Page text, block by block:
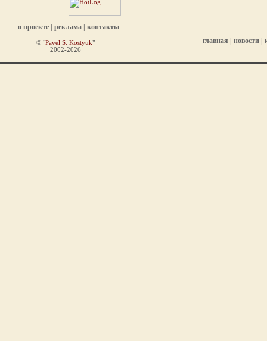
о проекте реклама контакты
© "Pavel S. Kostyuk"
2002-2026
главная новости